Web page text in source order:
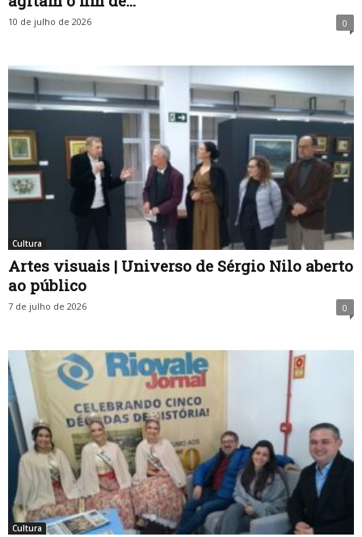
10 de julho de 2026 0
Cultura
Artes visuais | Universo de Sérgio Nilo aberto
ao público
7 de julho de 2026 0
Cultura